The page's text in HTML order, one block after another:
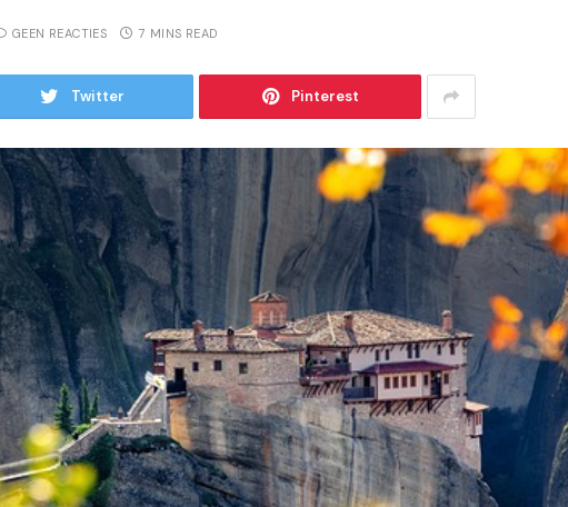
GEEN REACTIES 7 MINS READ
Twitter Pinterest